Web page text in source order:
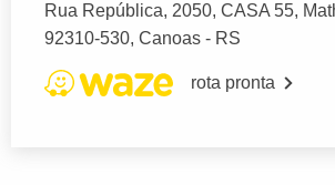
Rua República, 2050, CASA 55,
92310-530, Canoas - RS
rota pronta